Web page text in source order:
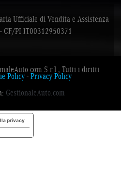
Ufficiale di Vendita e Assistenza
CF/PI IT00312950371
S.r.l., Tutti i diritti
Policy-Privacy Policy
GestionaleAuto.com
privacy